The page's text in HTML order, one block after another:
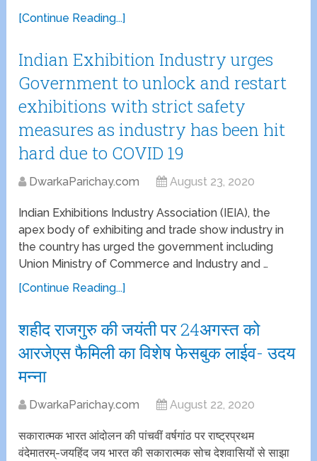
[Continue Reading...]
Indian Exhibition Industry urges
Government to unlock and restart
exhibitions with strict safety
measures as industry has been hit
hard due to COVID 19
DwarkaParichay.com August 23, 2020
Indian Exhibitions Industry Association (IEIA), the
apex body of exhibiting and trade show industry in
the country has urged the government including
Union Ministry of Commerce and Industry and …
[Continue Reading...]
शहीद राजगुरु की जयंती पर 24अगस्त को
आरजेएस फैमिली का विशेष फेसबुक लाईव- उदय
मन्ना
DwarkaParichay.com August 22, 2020
सकारात्मक भारत आंदोलन की पांचवीं वर्षगांठ पर राष्ट्रप्रथम
वंदेमातरम्-जयहिंद जय भारत की सकारात्मक सोच देशवासियों से साझा